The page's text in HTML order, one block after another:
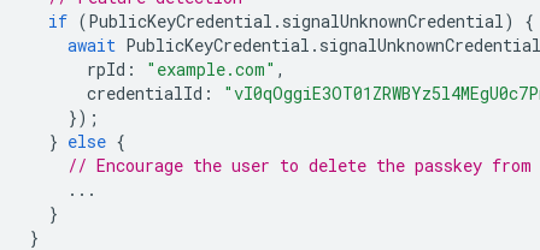
if (PublicKeyCredential . signalUnknownCredential)
{
await PublicKeyCredential . signalUnknownCredential
rpId : "example.com" ,
credentialId :
});
} else {
// Encourage the user to delete the passkey from
...
}
}